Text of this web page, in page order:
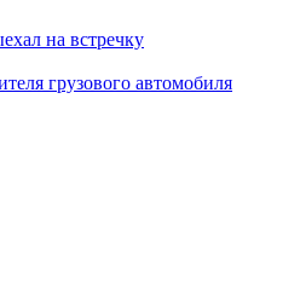
на встречку
грузового автомобиля